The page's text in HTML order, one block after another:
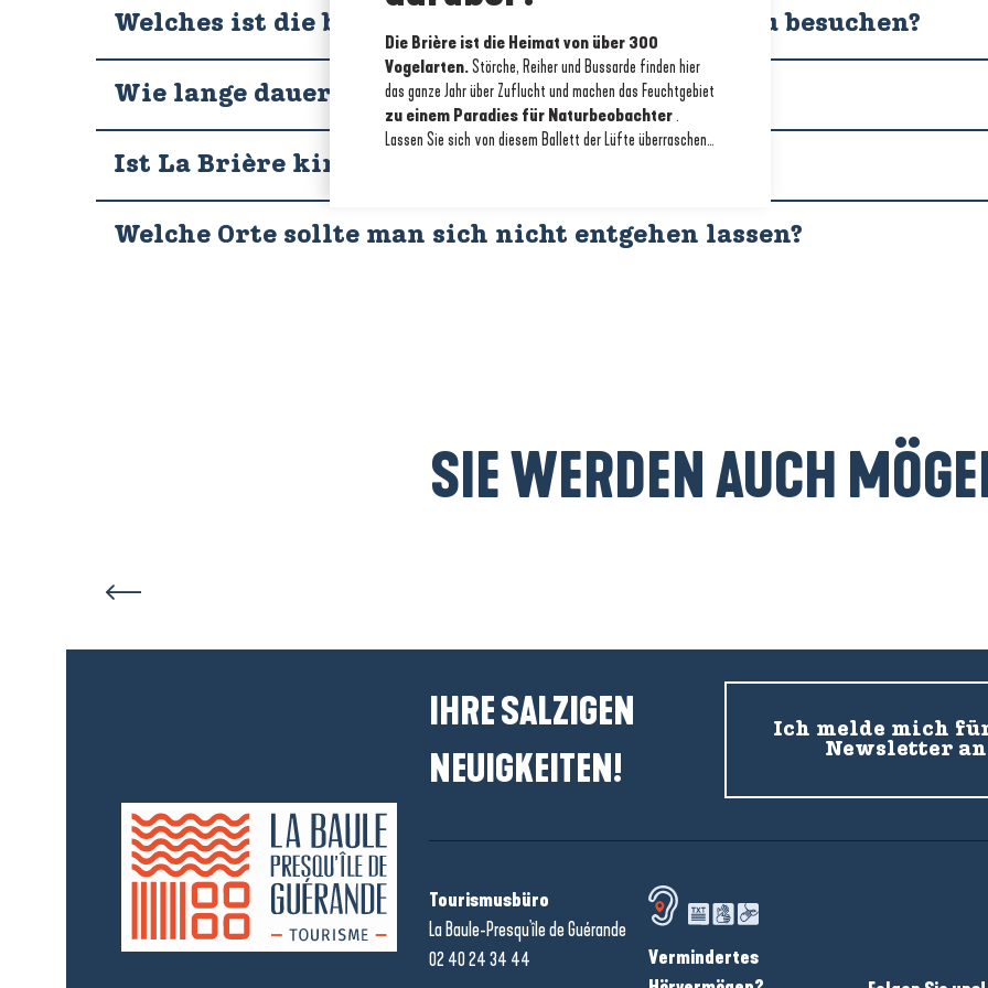
Die Brière ist die Heimat von über 300
Vogelarten.Störche, Reiher und Bussarde finden hier
das ganze Jahr über Zuflucht und machen das Feuchtgebiet
zu einem Paradies für Naturbeobachter.
Lassen Sie sich von diesem Ballett der Lüfte überraschen…
Welches ist die beste Jahreszeit, um die Brière zu besuchen?
Wie lange dauert es, den Sumpf zu erkunden?
Ist La Brière kinderfreundlich?
Welche Orte sollte man sich nicht entgehen lassen?
SIE WERDEN AUCH
IHRE SALZIGEN
NEUIGKEITEN!
Ich melde mich
Newsletter an
Tourismusbüro
La Baule-Presqu'île de Guérande
02 40 24 34 44
Vermindertes